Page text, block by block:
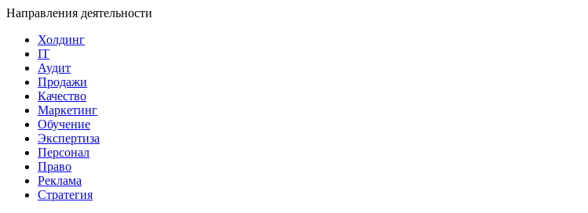
Направления деятельности
Холдинг
IT
Аудит
Продажи
Качество
Маркетинг
Обучение
Экспертиза
Персонал
Право
Реклама
Стратегия